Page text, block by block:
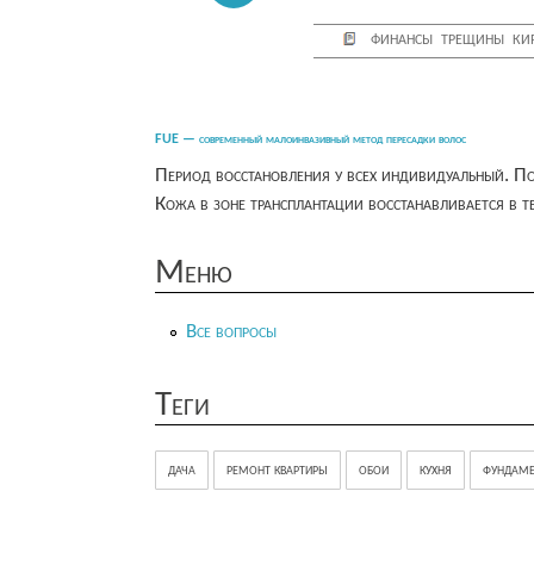
финансы трещины
FUE — современный малоинвазивный метод пересадки волос
Период восстановления у всех индивидуальный.
Кожа в зоне трансплантации восстанавливается
Меню
Все вопросы
Теги
дача ремонт квартиры обои кухня